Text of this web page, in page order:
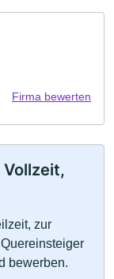
Firma bewerten
Vollzeit,
zur
bewerben.